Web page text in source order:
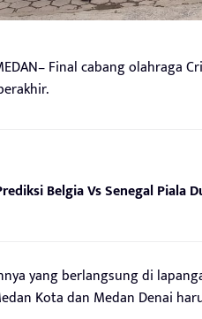
Final cabang olahraga
Belgia Vs Senegal Piala
yang berlangsung di
Kota dan Medan Denai